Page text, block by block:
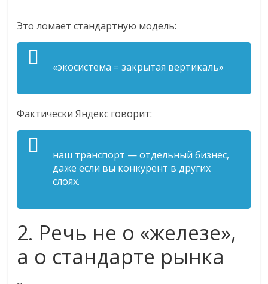
Это ломает стандартную модель:
«экосистема = закрытая вертикаль»
Фактически Яндекс говорит:
наш транспорт — отдельный бизнес,
даже если вы конкурент в других
слоях.
2. Речь не о «железе»,
а о стандарте рынка